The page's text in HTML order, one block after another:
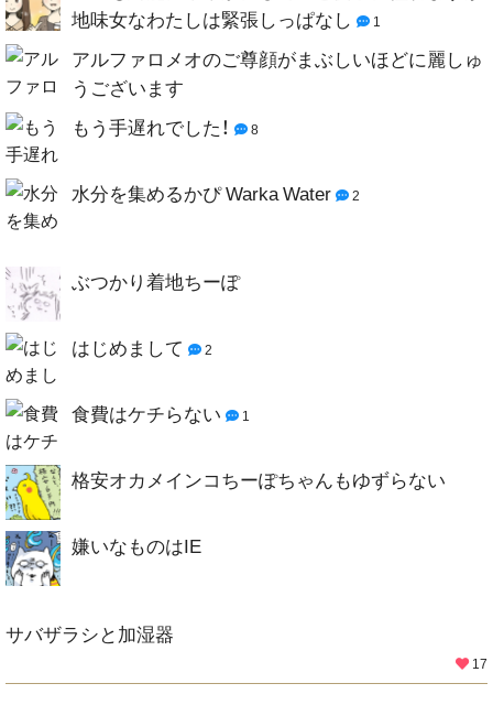
地味女なわたしは緊張しっぱなし
1
アルファロメオのご尊顔がまぶしいほどに麗しゅ
うございます
もう手遅れでした！
8
水分を集めるかぴ Warka Water 2
ぶつかり着地ちーぽ
はじめまして 2
食費はケチらない 1
格安オカメインコちーぽちゃんもゆずらない
嫌いなものはIE
サバザラシと加湿器
17